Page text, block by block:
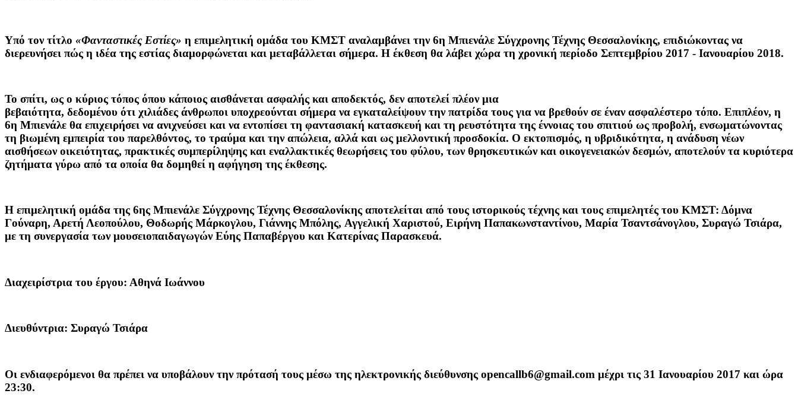
Υπό τον τίτλο «Φανταστικές Εστίες» η επιμελητική ομάδα του ΚΜΣΤ αναλαμβάνει την 6η Μπιενάλε Σύγχρονης Τέχνης Θεσσαλονίκης, επιδιώκοντας να
διερευνήσει πώς η ιδέα της εστίας διαμορφώνεται και μεταβάλλεται σήμερα. Η έκθεση θα λάβει χώρα τη χρονική περίοδο Σεπτεμβρίου 2017 - Ιανουαρίου 2018.
Το σπίτι, ως ο κύριος τόπος όπου κάποιος αισθάνεται ασφαλής και αποδεκτός, δεν αποτελεί πλέον μια
βεβαιότητα, δεδομένου ότι χιλιάδες άνθρωποι υποχρεούνται σήμερα να εγκαταλείψουν την πατρίδα τους για να βρεθούν σε έναν ασφαλέστερο τόπο. Επιπλέον, η
6η Μπιενάλε θα επιχειρήσει να ανιχνεύσει και να εντοπίσει τη φαντασιακή κατασκευή και τη ρευστότητα της έννοιας του σπιτιού ως προβολή, ενσωματώνοντας
τη βιωμένη εμπειρία του παρελθόντος, το τραύμα και την απώλεια, αλλά και ως μελλοντική προσδοκία. Ο εκτοπισμός, η υβριδικότητα, η ανάδυση νέων
αισθήσεων οικειότητας, πρακτικές συμπερίληψης και εναλλακτικές θεωρήσεις του φύλου, των θρησκευτικών και οικογενειακών δεσμών, αποτελούν τα κυριότερα
ζητήματα γύρω από τα οποία θα δομηθεί η αφήγηση της έκθεσης.
Η επιμελητική ομάδα της 6ης Μπιενάλε Σύγχρονης Τέχνης Θεσσαλονίκης αποτελείται από τους ιστορικούς τέχνης και τους επιμελητές του ΚΜΣΤ: Δόμνα
Γούναρη, Αρετή Λεοπούλου, Θοδωρής Μάρκογλου, Γιάννης Μπόλης, Αγγελική Χαριστού, Ειρήνη Παπακωνσταντίνου, Μαρία Τσαντσάνογλου, Συραγώ Τσιάρα,
με τη συνεργασία των μουσειοπαιδαγωγών Εύης Παπαβέργου και Κατερίνας Παρασκευά.
Διαχειρίστρια του έργου: Αθηνά Ιωάννου
Διευθύντρια: Συραγώ Τσιάρα
Οι ενδιαφερόμενοι θα πρέπει να υποβάλουν την πρότασή τους μέσω της ηλεκτρονικής διεύθυνσης opencallb6@gmail.com μέχρι τις 31 Ιανουαρίου 2017 και ώρα
23:30.